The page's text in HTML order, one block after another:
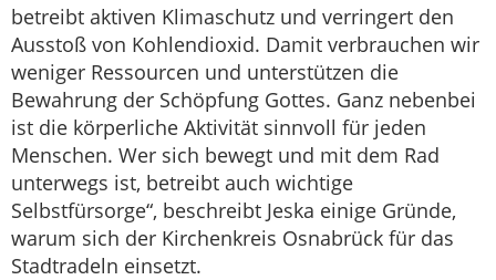
betreibt aktiven Klimaschutz und verringert den
Ausstoß von Kohlendioxid. Damit verbrauchen wir
weniger Ressourcen und unterstützen die
Bewahrung der Schöpfung Gottes. Ganz nebenbei
ist die körperliche Aktivität sinnvoll für jeden
Menschen. Wer sich bewegt und mit dem Rad
unterwegs ist, betreibt auch wichtige
Selbstfürsorge“, beschreibt Jeska einige Gründe,
warum sich der Kirchenkreis Osnabrück für das
Stadtradeln einsetzt.